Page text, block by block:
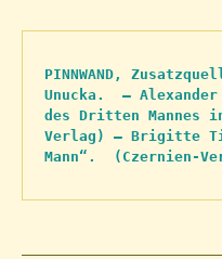
PINNWAND,
Unucka.  –
des Dritten Mannes
Verlag) – Brigitte
Mann“.  (Czernien-